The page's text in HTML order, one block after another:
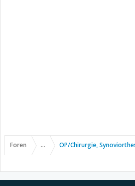
Foren ... OP/Chirurgie,